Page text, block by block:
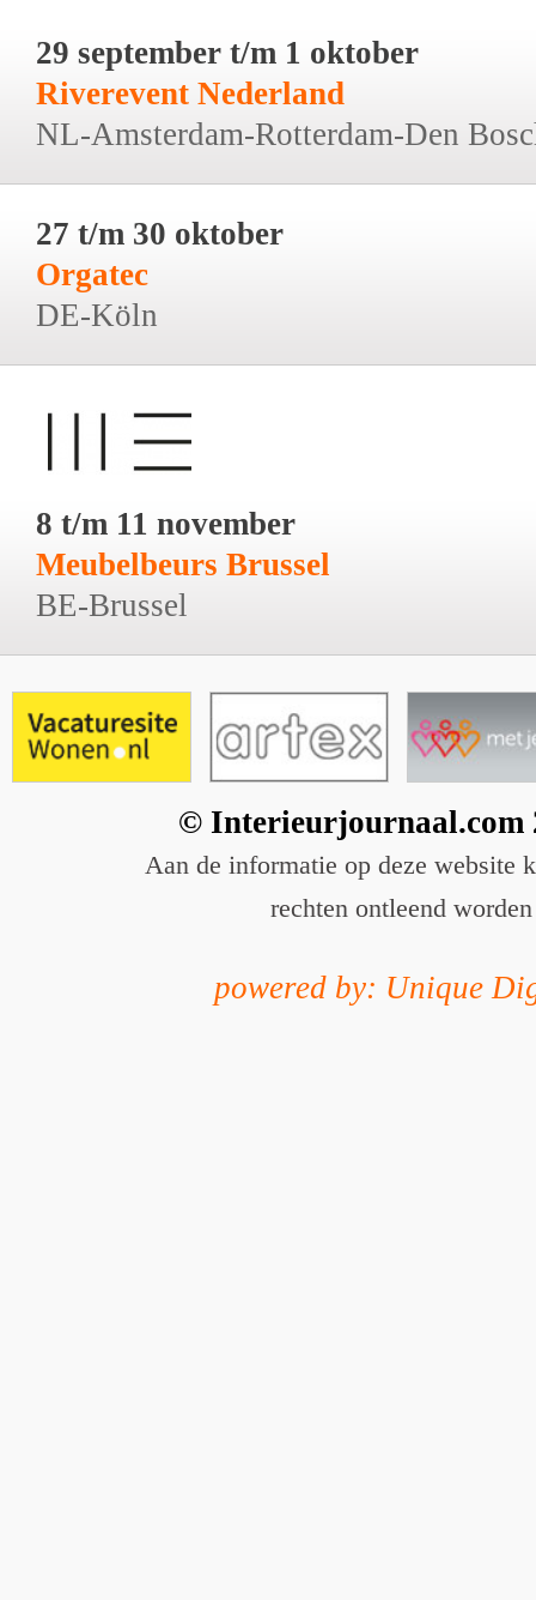
29 september t/m 1 oktober
Riverevent Nederland
NL-Amsterdam-Rotterdam-Den
27 t/m 30 oktober
Orgatec
DE-Köln
8 t/m 11 november
Meubelbeurs Brussel
BE-Brussel
© Interieurjournaal.com
Aan de informatie op deze website
rechten ontleend worden
powered by: Unique